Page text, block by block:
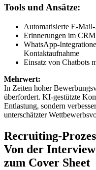
Tools und Ansätze:
Automatisierte E-
Erinnerungen im
WhatsApp-
Kontaktaufnahme
Einsatz von Chatbots
Mehrwert:
In Zeiten hoher
überfordert. KI-gestützte
Entlastung, sondern
unterschätzter
Recruiting-
Von der
zum Cover Sheet